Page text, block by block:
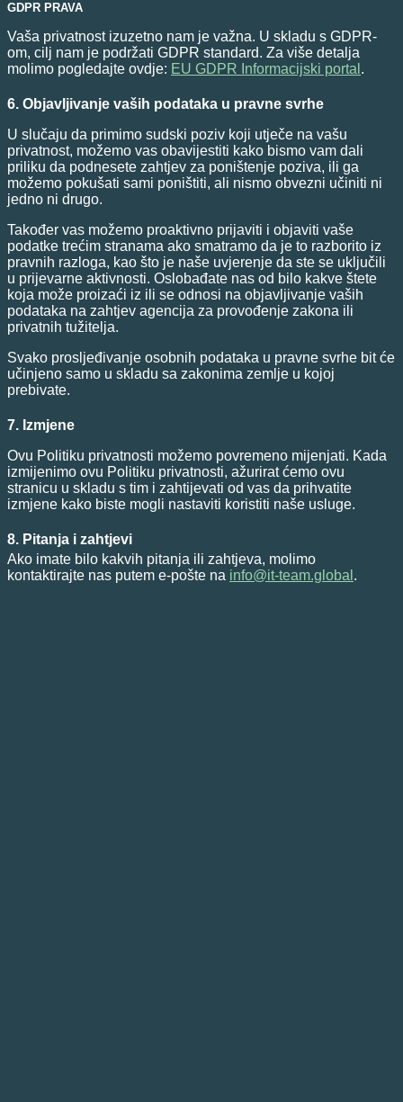
GDPR PRAVA
Vaša privatnost izuzetno nam je važna. U skladu s GDPR-
om, cilj nam je podržati GDPR standard. Za više detalja
molimo pogledajte ovdje: EU GDPR Informacijski portal .
6. Objavljivanje vaših podataka u pravne svrhe
U slučaju da primimo sudski poziv koji utječe na vašu
privatnost, možemo vas obavijestiti kako bismo vam dali
priliku da podnesete zahtjev za poništenje poziva, ili ga
možemo pokušati sami poništiti, ali nismo obvezni učiniti ni
jedno ni drugo.
Također vas možemo proaktivno prijaviti i objaviti vaše
podatke trećim stranama ako smatramo da je to razborito iz
pravnih razloga, kao što je naše uvjerenje da ste se uključili
u prijevarne aktivnosti. Oslobađate nas od bilo kakve štete
koja može proizaći iz ili se odnosi na objavljivanje vaših
podataka na zahtjev agencija za provođenje zakona ili
privatnih tužitelja.
Svako prosljeđivanje osobnih podataka u pravne svrhe bit će
učinjeno samo u skladu sa zakonima zemlje u kojoj
prebivate.
7. Izmjene
Ovu Politiku privatnosti možemo povremeno mijenjati. Kada
izmijenimo ovu Politiku privatnosti, ažurirat ćemo ovu
stranicu u skladu s tim i zahtijevati od vas da prihvatite
izmjene kako biste mogli nastaviti koristiti naše usluge.
8. Pitanja i zahtjevi
Ako imate bilo kakvih pitanja ili zahtjeva, molimo
kontaktirajte nas putem e-pošte na info@it-team.global .